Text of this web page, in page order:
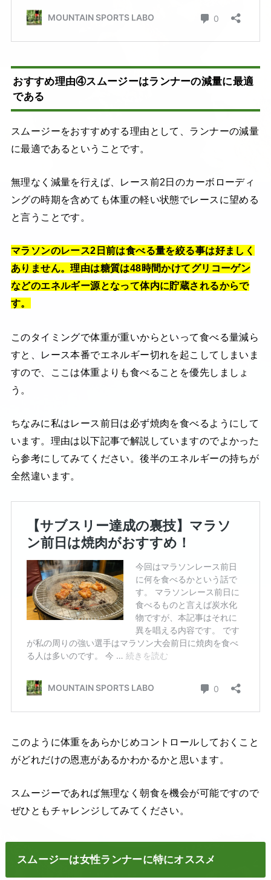
おすすめ理由④スムージーはランナーの減量に最適
である
スムージーをおすすめする理由として、ランナーの減量
に最適であるということです。
無理なく減量を行えば、レース前2日のカーボローディ
ングの時期を含めても体重の軽い状態でレースに望める
と言うことです。
マラソンのレース2日前は食べる量を絞る事は好ましく
ありません。理由は糖質は48時間かけてグリコーゲン
などのエネルギー源となって体内に貯蔵されるからで
す。
このタイミングで体重が重いからといって食べる量減ら
すと、レース本番でエネルギー切れを起こしてしまいま
すので、ここは体重よりも食べることを優先しましょ
う。
ちなみに私はレース前日は必ず焼肉を食べるようにして
います。理由は以下記事で解説していますのでよかった
ら参考にしてみてください。後半のエネルギーの持ちが
全然違います。
このように体重をあらかじめコントロールしておくこと
がどれだけの恩恵があるかわかるかと思います。
スムージーであれば無理なく朝食を機会が可能ですので
ぜひともチャレンジしてみてください。
スムージーは女性ランナーに特にオススメ